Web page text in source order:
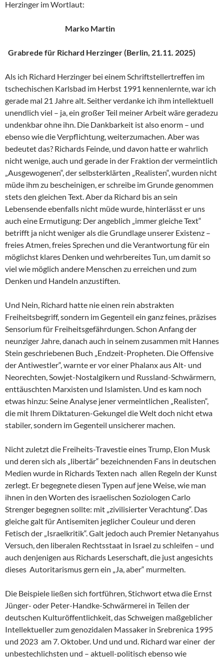
Herzinger im Wortlaut:
Marko Martin
Grabrede für Richard Herzinger (Berlin, 21.11. 2025)
Als ich Richard Herzinger bei einem Schriftstellertreffen im
tschechischen Karlsbad im Herbst 1991 kennenlernte, war ich
gerade mal 21 Jahre alt. Seither verdanke ich ihm intellektuell
unendlich viel – ja, ein großer Teil meiner Arbeit wäre geradezu
undenkbar ohne ihn. Die Dankbarkeit ist also enorm – und
ebenso wie die Verpflichtung, weiterzumachen. Aber was
bedeutet das? Richards Feinde, und davon hatte er wahrlich
nicht wenige, auch und gerade in der Fraktion der vermeintlich
„Ausgewogenen“, der selbsterklärten „Realisten“, wurden nicht
müde ihm zu bescheinigen, er schreibe im Grunde genommen
stets den gleichen Text. Aber da Richard bis an sein
Lebensende ebenfalls nicht müde wurde, hinterlässt er uns
auch eine Ermutigung: Der angeblich „immer gleiche Text“
betrifft ja nicht weniger als die Grundlage unserer Existenz –
freies Atmen, freies Sprechen und die Verantwortung für ein
möglichst klares Denken und wehrbereites Tun, um damit so
viel wie möglich andere Menschen zu erreichen und zum
Denken und Handeln anzustiften.
Und Nein, Richard hatte nie einen rein abstrakten
Freiheitsbegriff, sondern im Gegenteil ein ganz feines, präzises
Sensorium für Freiheitsgefährdungen. Schon Anfang der
neunziger Jahre, danach auch in seinem zusammen mit Hannes
Stein geschriebenen Buch „Endzeit-Propheten. Die Offensive
der Antiwestler“, warnte er vor einer Phalanx aus Alt- und
Neorechten, Sowjet-Nostalgikern und Russland-Schwärmern,
enttäuschten Marxisten und Islamisten. Und es kam noch
etwas hinzu: Seine Analyse jener vermeintlichen „Realisten“,
die mit Ihrem Diktaturen-Gekungel die Welt doch nicht etwa
stabiler, sondern im Gegenteil unsicherer machen.
Nicht zuletzt die Freiheits-Travestie eines Trump, Elon Musk
und deren sich als „libertär“ bezeichnenden Fans in deutschen
Medien wurde in Richards Texten nach allen Regeln der Kunst
zerlegt. Er begegnete diesen Typen auf jene Weise, wie man
ihnen in den Worten des israelischen Soziologen Carlo
Strenger begegnen sollte: mit „zivilisierter Verachtung“. Das
gleiche galt für Antisemiten jeglicher Couleur und deren
Fetisch der „Israelkritik“. Galt jedoch auch Premier Netanyahus
Versuch, den liberalen Rechtsstaat in Israel zu schleifen – und
auch denjenigen aus Richards Leserschaft, die just angesichts
dieses Autoritarismus gern ein „Ja, aber“ murmelten.
Die Beispiele ließen sich fortführen, Stichwort etwa die Ernst
Jünger- oder Peter-Handke-Schwärmerei in Teilen der
deutschen Kulturöffentlichkeit, das Schweigen maßgeblicher
Intellektueller zum genozidalen Massaker in Srebrenica 1995
und 2023 am 7. Oktober. Und und und. Richard war einer der
unbestechlichsten und – aktuell-politisch ebenso wie